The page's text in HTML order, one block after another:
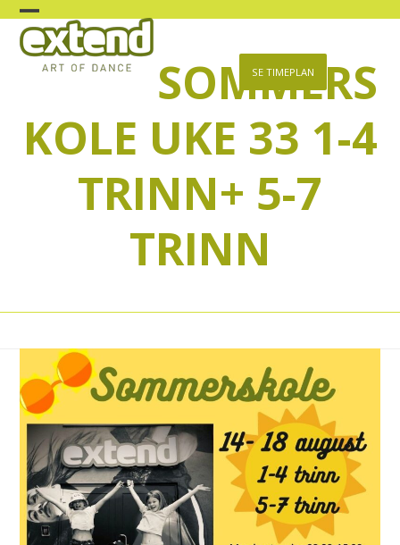
Skip
content
Open
mobile
Close
mobile
SE TIMEPLAN
SOMMERS
KOLE UKE 33 1-4
TRINN+ 5-7
TRINN